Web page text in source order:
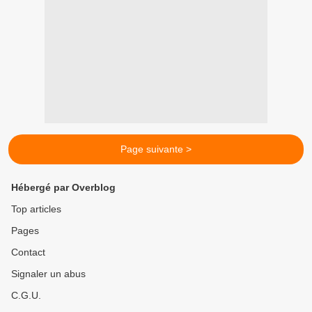
Page suivante >
Hébergé par Overblog
Top articles
Pages
Contact
Signaler un abus
C.G.U.